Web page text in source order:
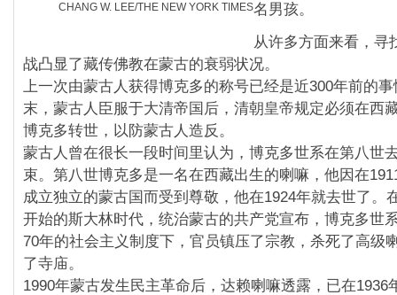
名男孩。
CHANG W. LEE/THE NEW YORK TIMES
从许多方面来看，寻
战凸显了藏传佛教在蒙古的衰弱状况。
上一次由蒙古人获得博克多的称号已经是近300年前的
末，蒙古人臣服于大清帝国后，清朝皇帝规定必须在西
博克多转世，以防蒙古人造反。
蒙古人曾在很长一段时间里认为，博克多世系在第八世
束。第八世博克多是一名在西藏出生的喇嘛，他因在
成立独立的蒙古国而受到尊敬，他在1924年就去世了。
开始的斯大林时代，统治蒙古的共产党宣布，博克多世
70年的社会主义制度下，官员镇压了宗教，杀死了高级
了寺庙。
1990年蒙古发生民主革命后，达赖喇嘛透露，已在1936